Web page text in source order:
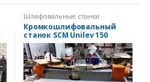
Шлифовальные станки
Кромкошлифовальный
станок SCM Unilev 150